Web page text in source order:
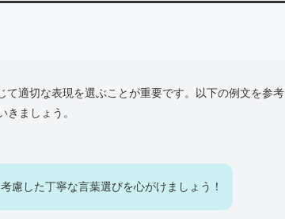
て適切な表現を選ぶことが重要です。以下の例文を参考
ましょう。
慮した丁寧な言葉選びを心がけましょう！